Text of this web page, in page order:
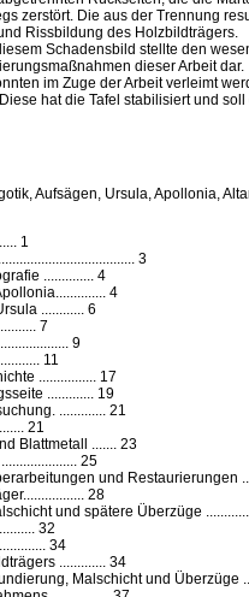
zerstört. Die aus der Trennung
Rissbildung des Holzbildträgers.
Schadensbild stellte den
dieser Arbeit dar.
im Zuge der Arbeit verleimt
hat die Tafel stabilisiert und
Aufsägen, Ursula, Apollonia,
1
3
.............. 4
4
............ 6
7
9
11
................ 17
............. 19
............. 21
21
Blattmetall ....... 23
25
und Restaurierungen
28
und spätere Überzüge
32
34
............. 34
Malschicht und Überzüge